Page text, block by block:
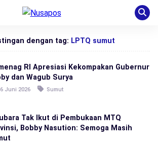
dengan tag: LPTQ sumut
RI Apresiasi Kekompakan Gubernur
dan Wagub Surya
Juni 2026 Sumut
Tak Ikut di Pembukaan MTQ
Bobby Nasution: Semoga Masih